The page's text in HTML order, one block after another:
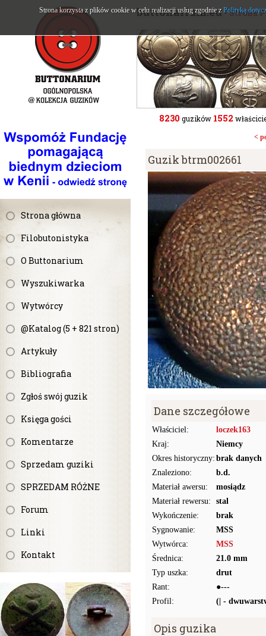
Strona główna
Filobutonistyka
O Buttonarium
Wyszukiwarka
Wytwórcy
@Katalog (5 + 821 stron)
Artykuły
Bibliografia
Zgłoś swój guzik
Księga gości
Komentarze
Sprzedam guziki
SPRZEDAM RÓŻNE
Forum
Linki
Kontakt
buttonarium.eu- Strona
8230 guzików 1552
<
Guzik btrm002661
Dane szczegółowe
Właściciel:
loczek163
Kraj:
Niemcy
Okres historyczny: brak danych
Znaleziono:
b.d.
Materiał awersu:
mosiądz
Materiał rewersu:
stal
Wykończenie:
brak
Sygnowanie:
MSS
Wytwórca:
MSS
Średnica:
21.0 mm
Typ uszka:
drut
Rant:
●---
Profil:
(| -
Opis guzika
Strona korzysta z plików cookie w celu realizacji usług zgodnie z Polityką